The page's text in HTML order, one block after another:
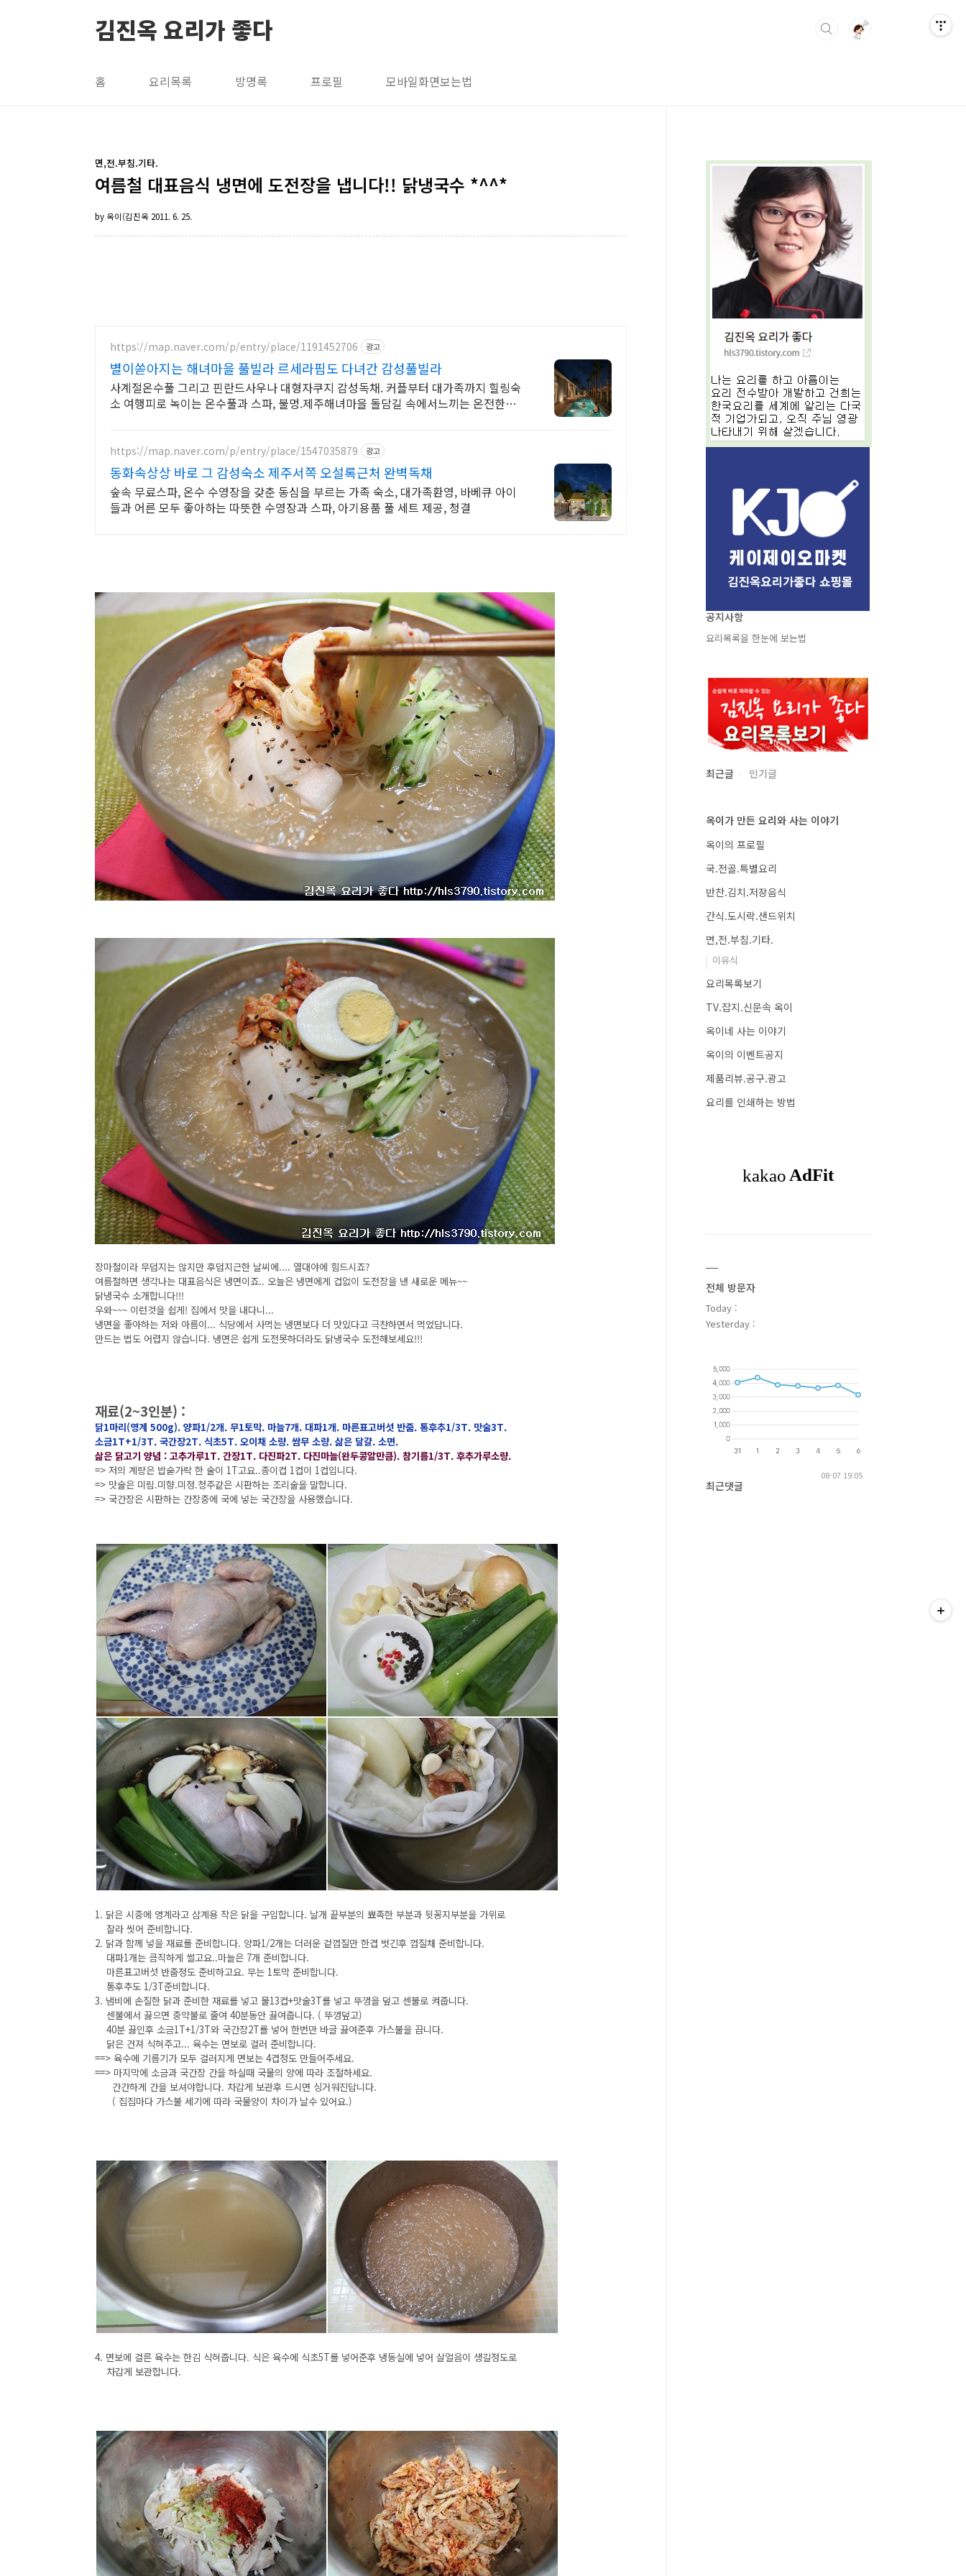
김진옥 요리가 좋다
홈 요리목록 방명록 프로필 모바일화면보는법
면,전.부침.기타.
여름철 대표음식 냉면에 도전장을 냅니다!! 닭냉국수 *^^*
by 옥이(김진옥 2011. 6. 25.
https://map.naver.com/p/entry/place/1191452706 광고
별이쏟아지는 해녀마을 풀빌라 르세라핌도 다녀간 감성풀빌라
사계절온수풀 그리고 핀란드사우나 대형자쿠지 감성독채. 커플부터 대가족까지 힐링숙
소 여행피로 녹이는 온수풀과 스파, 불멍.제주해녀마을 돌담길 속에서느끼는 온전한휴
https://map.naver.com/p/entry/place/1547035879 광고
동화속상상 바로 그 감성숙소 제주서쪽 오설록근처 완벽독채
숲속 무료스파, 온수 수영장을 갖춘 동심을 부르는 가족 숙소, 대가족환영, 바베큐 아이
들과 어른 모두 좋아하는 따뜻한 수영장과 스파, 아기용품 풀 세트 제공, 청결
장마철이라 무덥지는 않지만 후덥지근한 날씨에.... 열대야에 힘드시죠?
여름철하면 생각나는 대표음식은 냉면이죠.. 오늘은 냉면에게 겁없이 도전장을 낸 새로운 메뉴~~
닭냉국수 소개합니다!!!
우와~~~ 이런것을 쉽게! 집에서 맛을 내다니...
냉면을 좋아하는 저와 아름이... 식당에서 사먹는 냉면보다 더 맛있다고 극찬하면서 먹었답니다.
만드는 법도 어렵지 않습니다. 냉면은 쉽게 도전못하더라도 닭냉국수 도전해보세요!!!
재료(2~3인분) :
닭1마리(영계 500g). 양파1/2개. 무1토막. 마늘7개. 대파1개. 마른표고버섯 반줌. 통후추1/3T. 맛술3T.
소금1T+1/3T. 국간장2T. 식초5T. 오이채 소량. 쌈무 소량. 삶은 달걀. 소면.
삶은 닭고기 양념 : 고추가루1T. 간장1T. 다진파2T. 다진마늘(완두콩알만큼). 참기름1/3T. 후추가루소량.
=> 저의 계량은 밥숟가락 한 술이 1T고요..종이컵 1컵이 1컵입니다.
=> 맛술은 미림.미향.미정.청주같은 시판하는 조리술을 말합니다.
=> 국간장은 시판하는 간장중에 국에 넣는 국간장을 사용했습니다.
1. 닭은 시중에 영계라고 삼계용 작은 닭을 구입합니다. 날개 끝부분의 뾰족한 부분과 뒷꽁지부분을 가위로
잘라 씻어 준비합니다.
2. 닭과 함께 넣을 재료를 준비합니다. 양파1/2개는 더러운 겉껍질만 한겹 벗긴후 껍질채 준비합니다.
대파1개는 큼직하게 썰고요..마늘은 7개 준비합니다.
마른표고버섯 반줌정도 준비하고요. 무는 1토막 준비합니다.
통후추도 1/3T준비합니다.
3. 냄비에 손질한 닭과 준비한 재료를 넣고 물13컵+맛술3T를 넣고 뚜껑을 덮고 센불로 켜줍니다.
센불에서 끓으면 중약불로 줄여 40분동안 끓여줍니다. ( 뚜껑덮고)
40분 끓인후 소금1T+1/3T와 국간장2T를 넣어 한번만 바글 끓여준후 가스불을 끕니다.
닭은 건져 식혀주고... 육수는 면보로 걸러 준비합니다.
==> 육수에 기름기가 모두 걸러지게 면보는 4겹정도 만들어주세요.
==> 마지막에 소금과 국간장 간을 하실때 국물의 양에 따라 조절하세요.
간간하게 간을 보셔야합니다. 차갑게 보관후 드시면 싱거워진답니다.
( 집집마다 가스불 세기에 따라 국물양이 차이가 날수 있어요.)
4. 면보에 걸른 육수는 한김 식혀줍니다. 식은 육수에 식초5T를 넣어준후 냉동실에 넣어 살얼음이 생길정도로
차갑게 보관합니다.
공지사항
요리목록을 한눈에 보는법
최근글 인기글
옥이가 만든 요리와 사는 이야기
옥이의 프로필
국.전골.특별요리
반찬.김치.저장음식
간식.도시락.샌드위치
면,전.부침.기타.
이유식
요리목록보기
TV.잡지.신문속 옥이
옥이네 사는 이야기
옥이의 이벤트공지
제품리뷰.공구.광고
요리를 인쇄하는 방법
전체 방문자
Today :
Yesterday :
08-07 19:05
최근댓글